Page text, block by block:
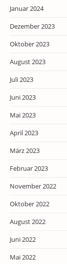
Januar 2024
Dezember 2023
Oktober 2023
August 2023
Juli 2023
Juni 2023
Mai 2023
April 2023
März 2023
Februar 2023
November 2022
Oktober 2022
August 2022
Juni 2022
Mai 2022